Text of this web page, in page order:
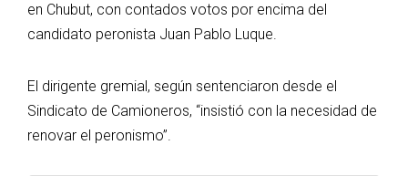
en Chubut, con contados votos por encima del
candidato peronista Juan Pablo Luque.
El dirigente gremial, según sentenciaron desde el
Sindicato de Camioneros, “insistió con la necesidad de
renovar el peronismo”.